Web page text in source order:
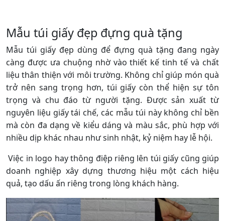
Mẫu túi giấy đẹp đựng quà tặng
Mẫu túi giấy đẹp dùng để đựng quà tặng đang ngày
càng được ưa chuộng nhờ vào thiết kế tinh tế và chất
liệu thân thiện với môi trường. Không chỉ giúp món quà
trở nên sang trọng hơn, túi giấy còn thể hiện sự tôn
trọng và chu đáo từ người tặng. Được sản xuất từ
nguyên liệu giấy tái chế, các mẫu túi này không chỉ bền
mà còn đa dạng về kiểu dáng và màu sắc, phù hợp với
nhiều dịp khác nhau như sinh nhật, kỷ niệm hay lễ hội.
Việc in logo hay thông điệp riêng lên túi giấy cũng giúp
doanh nghiệp xây dựng thương hiệu một cách hiệu
quả, tạo dấu ấn riêng trong lòng khách hàng.